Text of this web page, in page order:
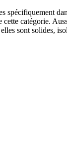
catégorie.
sont solides,